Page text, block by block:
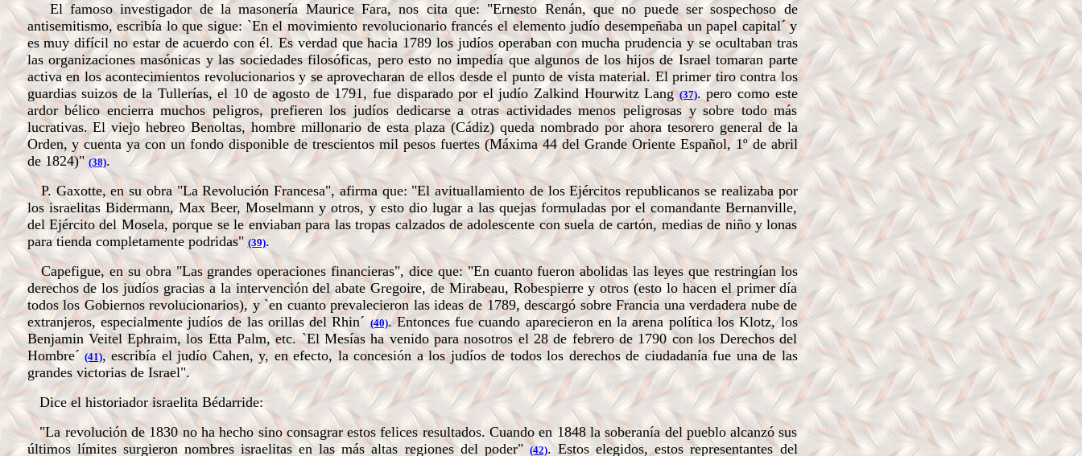
El famoso investigador de la masonería Maurice Fara, nos cita que: "Ernesto Renán, que no puede ser sospechoso de
antisemitismo, escribía lo que sigue: `En el movimiento revolucionario francés el elemento judío desempeñaba un papel capital´ y
es muy difícil no estar de acuerdo con él. Es verdad que hacia 1789 los judíos operaban con mucha prudencia y se ocultaban tras
las organizaciones masónicas y las sociedades filosóficas, pero esto no impedía que algunos de los hijos de Israel tomaran parte
activa en los acontecimientos revolucionarios y se aprovecharan de ellos desde el punto de vista material. El primer tiro contra los
guardias suizos de la Tullerías, el 10 de agosto de 1791, fue disparado por el judío Zalkind Hourwitz Lang(37). pero como este
ardor bélico encierra muchos peligros, prefieren los judíos dedicarse a otras actividades menos peligrosas y sobre todo más
lucrativas. El viejo hebreo Benoltas, hombre millonario de esta plaza (Cádiz) queda nombrado por ahora tesorero general de la
Orden, y cuenta ya con un fondo disponible de trescientos mil pesos fuertes (Máxima 44 del Grande Oriente Español, 1º de abril
de 1824)" (38).
P. Gaxotte, en su obra "La Revolución Francesa", afirma que: "El avituallamiento de los Ejércitos republicanos se realizaba por
los israelitas Bidermann, Max Beer, Moselmann y otros, y esto dio lugar a las quejas formuladas por el comandante Bernanville,
del Ejército del Mosela, porque se le enviaban para las tropas calzados de adolescente con suela de cartón, medias de niño y lonas
para tienda completamente podridas" (39).
Capefigue, en su obra "Las grandes operaciones financieras", dice que:"En cuanto fueron abolidas las leyes que restringían los
derechos de los judíos gracias a la intervención del abate Gregoire, de Mirabeau, Robespierre y otros (esto lo hacen el primer día
todos los Gobiernos revolucionarios), y `en cuanto prevalecieron las ideas de 1789, descargó sobre Francia una verdadera nube de
extranjeros, especialmente judíos de las orillas del Rhin´ (40). Entonces fue cuando aparecieron en la arena política los Klotz, los
Benjamin Veitel Ephraim, los Etta Palm, etc. `El Mesías ha venido para nosotros el 28 de febrero de 1790 con los Derechos del
Hombre´ (41), escribía el judío Cahen, y, en efecto, la concesión a los judíos de todos los derechos de ciudadanía fue una de las
grandes victorias de Israel".
Dice el historiador israelita Bédarride:
"La revolución de 1830 no ha hecho sino consagrar estos felices resultados. Cuando en 1848 la soberanía del pueblo alcanzó sus
últimos límites surgieron nombres israelitas en las másaltas regiones del poder" (42). Estos elegidos, estos representantes del